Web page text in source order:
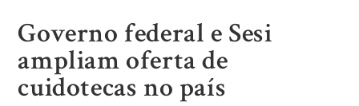
Governo federal e Sesi
ampliam oferta de
cuidotecas no país